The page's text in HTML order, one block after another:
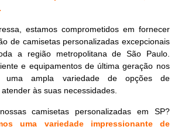
estamos comprometidos em fornecer
de camisetas personalizadas excepcionais
a região metropolitana de São Paulo.
e equipamentos de última geração nos
uma ampla variedade de opções de
às suas necessidades.
camisetas personalizadas em SP?
uma variedade impressionante de